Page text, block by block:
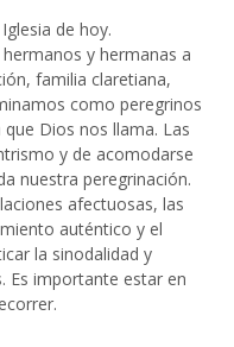
de hoy.
y hermanas a
familia claretiana,
como peregrinos
Dios nos llama. Las
y de acomodarse
nuestra peregrinación.
afectuosas, las
auténtico y el
la sinodalidad y
Es importante estar en